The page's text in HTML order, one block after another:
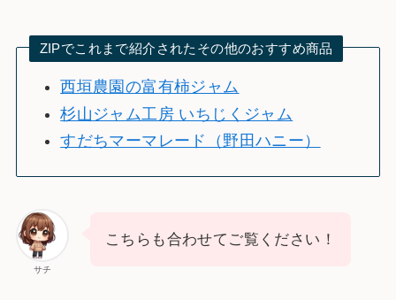
ZIPでこれまで紹介されたその他のおすすめ商品
西垣農園の富有柿ジャム
杉山ジャム工房 いちじくジャム
すだちマーマレード（野田ハニー）
サチ
こちらも合わせてご覧ください！